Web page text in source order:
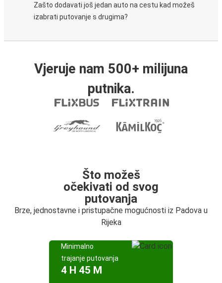
Zašto dodavati još jedan auto na cestu kad možeš
izabrati putovanje s drugima?
Vjeruje nam 500+ milijuna
putnika.
Što možeš
očekivati od svog
putovanja
Brze, jednostavne i pristupačne mogućnosti iz Padova u
Rijeka
Minimalno
trajanje putovanja
4 H 45 M